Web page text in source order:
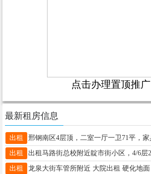
点击办理置顶推广
最新租房信息
出租
出租
出租